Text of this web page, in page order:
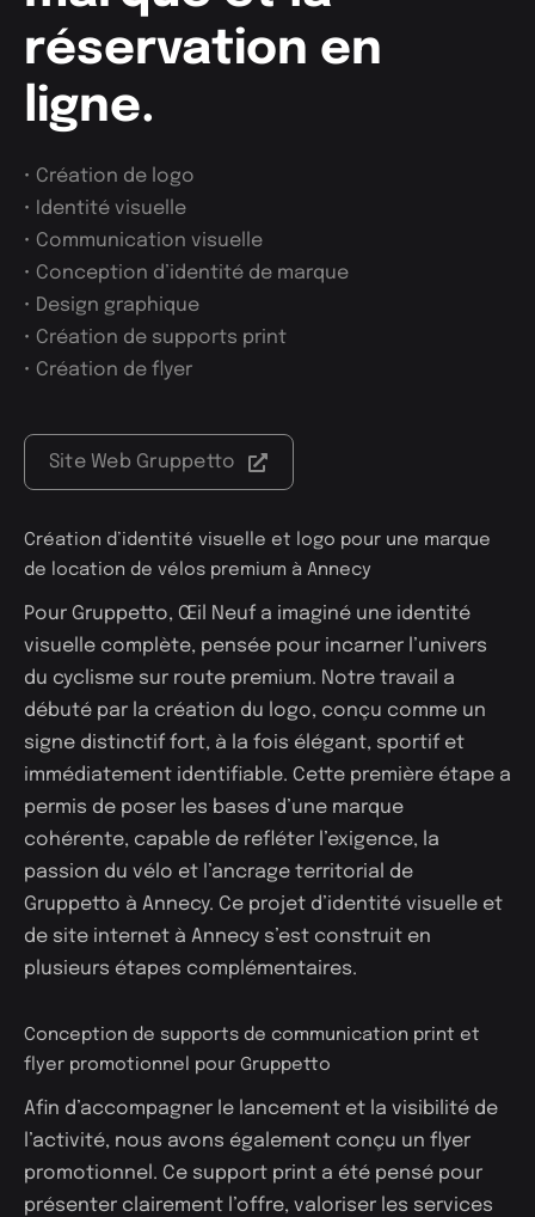
réservation en
ligne.
• Création de logo
• Identité visuelle
• Communication visuelle
• Conception d’identité de marque
• Design graphique
• Création de supports print
• Création de flyer
Site Web Gruppetto
Création d’identité visuelle et logo pour une marque
de location de vélos premium à Annecy
Pour Gruppetto, Œil Neuf a imaginé une identité
visuelle complète, pensée pour incarner l’univers
du cyclisme sur route premium. Notre travail a
débuté par la création du logo, conçu comme un
signe distinctif fort, à la fois élégant, sportif et
immédiatement identifiable. Cette première étape a
permis de poser les bases d’une marque
cohérente, capable de refléter l’exigence, la
passion du vélo et l’ancrage territorial de
Gruppetto à Annecy. Ce projet d’identité visuelle et
de site internet à Annecy s’est construit en
plusieurs étapes complémentaires.
Conception de supports de communication print et
flyer promotionnel pour Gruppetto
Afin d’accompagner le lancement et la visibilité de
l’activité, nous avons également conçu un flyer
promotionnel. Ce support print a été pensé pour
présenter clairement l’offre, valoriser les services